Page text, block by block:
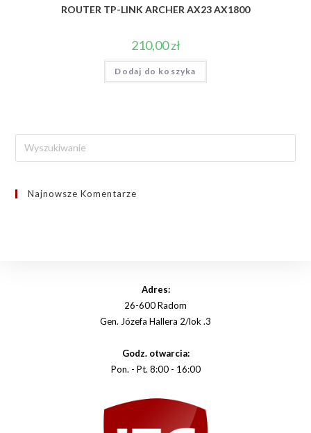
ROUTER TP-LINK ARCHER AX23 AX1800
210,00zł
Dodaj do koszyka
Search
this
Najnowsze Komentarze
Adres:
26-600 Radom
Gen. Józefa Hallera 2/lok .3
Godz. otwarcia:
Pon. - Pt. 8:00 - 16:00